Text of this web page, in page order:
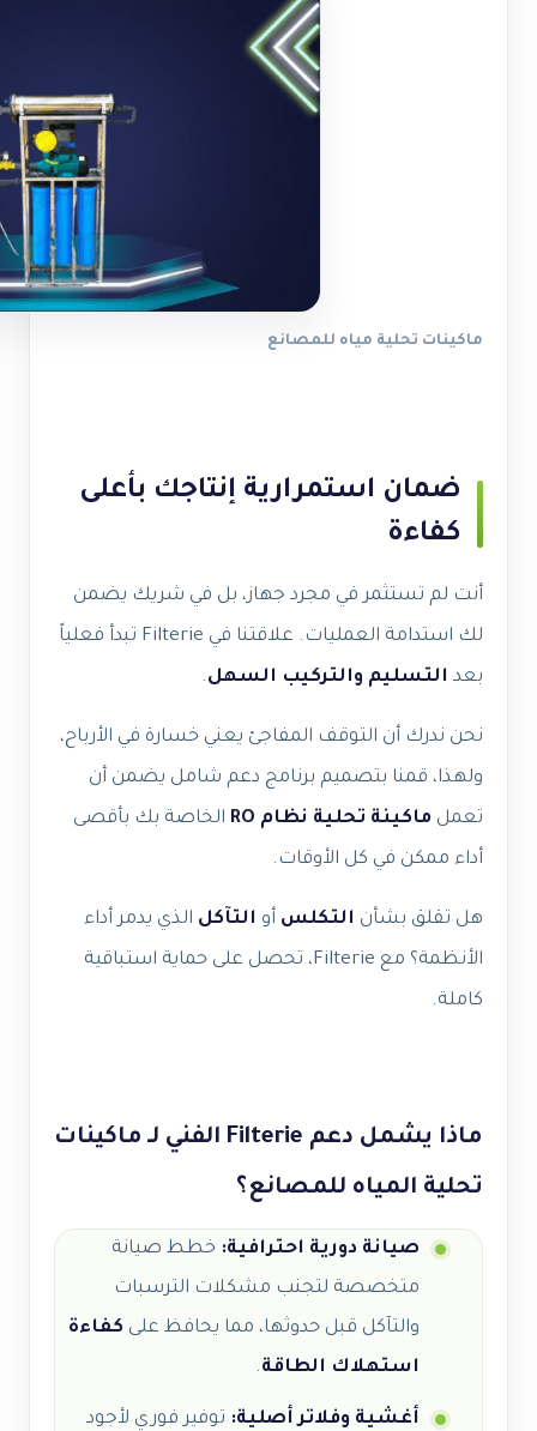
ماكينات تحلية مياه للمصانع
ضمان استمرارية إنتاجك بأعلى
كفاءة
أنت لم تستثمر في مجرد جهاز، بل في شريك يضمن
لك استدامة العمليات. علاقتنا في Filterie تبدأ فعلياً
بعد التسليم والتركيب السهل.
نحن ندرك أن التوقف المفاجئ يعني خسارة في الأرباح،
ولهذا، قمنا بتصميم برنامج دعم شامل يضمن أن
تعمل ماكينة تحلية نظام RO
الخاصة بك بأقصى
أداء ممكن في كل الأوقات.
هل تقلق بشأن التكلس أو التآكل الذي يدمر أداء
الأنظمة؟ مع Filterie، تحصل على حماية استباقية
كاملة.
ماذا يشمل دعم Filterie الفني لـ ماكينات
تحلية المياه للمصانع؟
صيانة دورية احترافية: خطط صيانة
متخصصة لتجنب مشكلات الترسبات
والتآكل قبل حدوثها، مما يحافظ على كفاءة
استهلاك الطاقة.
أغشية وفلاتر أصلية: توفير فوري لأجود